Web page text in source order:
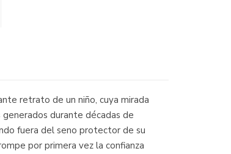
retrato de un niño, cuya mirada
durante décadas de
fuera del seno protector de su
por primera vez la confianza